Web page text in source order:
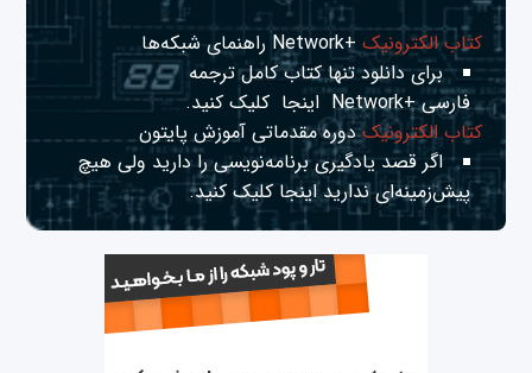
کتاب الکترونیک+Network راهنمای شبکه‌ها
برای دانلود تنها کتاب کامل ترجمه
فارسی +Network
اینجا کلیک کنید.
کتاب الکترونیکدوره مقدماتی آموزش پایتون
اگر قصد یادگیری برنامه‌نویسی را دارید ولی هیچ
پیش‌زمینه‌ای نداریداینجا کلیک کنید.